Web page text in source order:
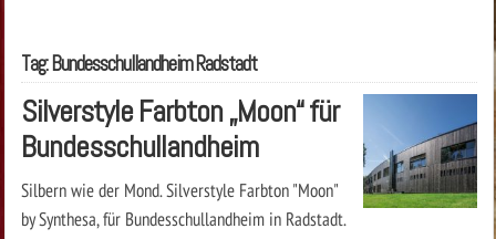
Tag: Bundesschullandheim Radstadt
Silverstyle Farbton „Moon“ für
Bundesschullandheim
Silbern wie der Mond. Silverstyle Farbton "Moon"
by Synthesa, für Bundesschullandheim in Radstadt.